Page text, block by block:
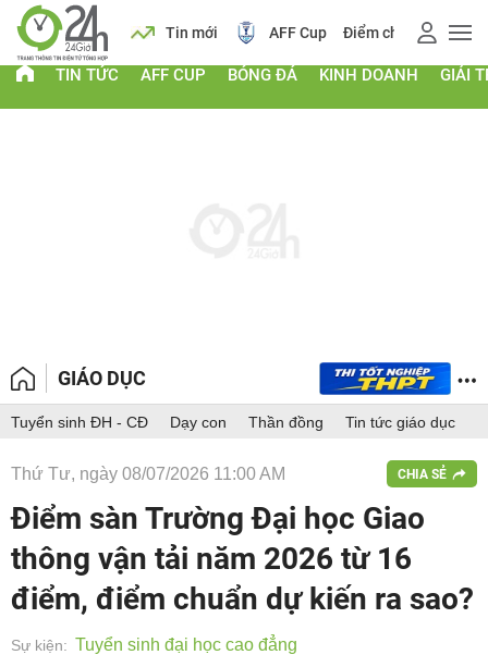
Lịch Tin mới AFF Cup Điểm chuẩn 2026
TIN TỨC AFF CUP BÓNG ĐÁ KINH DOANH GIẢI
GIÁO DỤC
Tuyển sinh ĐH - CĐ Dạy con Thần đồng Tin tức giáo dục
Thứ Tư, ngày 08/07/2026 11:00 AM CHIA SẺ
Điểm sàn Trường Đại học Giao
thông vận tải năm 2026 từ 16
điểm, điểm chuẩn dự kiến ra sao?
Sự kiện: Tuyển sinh đại học cao đẳng